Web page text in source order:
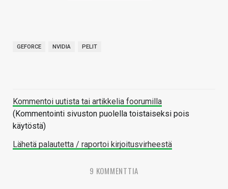
GEFORCE NVIDIA PELIT
Kommentoi uutista tai artikkelia foorumilla
(Kommentointi sivuston puolella toistaiseksi pois
käytöstä)
Lähetä palautetta / raportoi kirjoitusvirheestä
9 KOMMENTTIA